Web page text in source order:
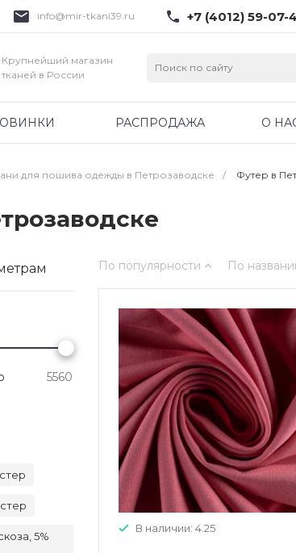
info@mir-tkani39.ru +7 (4012) 59-07-
Крупнейший магазин
тканей в России
РАСПРОДАЖА О
для пошива одежды в Петрозаводске / Футер в
5%
По популярности По
В наличии: 4.25